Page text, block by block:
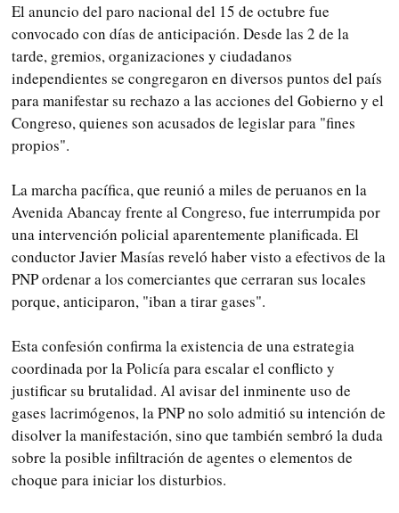
El anuncio del paro nacional del 15 de octubre fue
convocado con días de anticipación. Desde las 2 de la
tarde, gremios, organizaciones y ciudadanos
independientes se congregaron en diversos puntos del país
para manifestar su rechazo a las acciones del Gobierno y el
Congreso, quienes son acusados de legislar para "fines
propios".
La marcha pacífica, que reunió a miles de peruanos en la
Avenida Abancay frente al Congreso, fue interrumpida por
una intervención policial aparentemente planificada. El
conductor Javier Masías reveló haber visto a efectivos de la
PNP ordenar a los comerciantes que cerraran sus locales
porque, anticiparon, "iban a tirar gases".
Esta confesión confirma la existencia de una estrategia
coordinada por la Policía para escalar el conflicto y
justificar su brutalidad. Al avisar del inminente uso de
gases lacrimógenos, la PNP no solo admitió su intención de
disolver la manifestación, sino que también sembró la duda
sobre la posible infiltración de agentes o elementos de
choque para iniciar los disturbios.